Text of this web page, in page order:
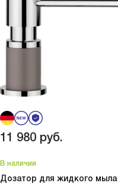
11 980 руб.
В наличии
Дозатор для жидкого мыла